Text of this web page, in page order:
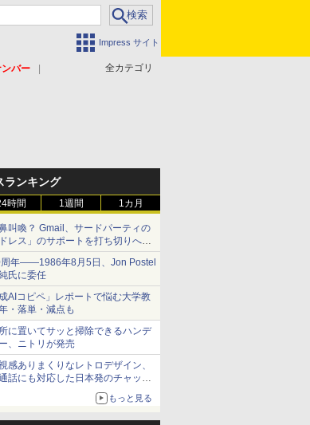
Impress サイト
全カテゴリ
バー
ランキング
時間 1週間 1カ月
叫喚？ Gmail、サードパーティの
レス」のサポートを打ち切りへ
】
周年――1986年8月5日、Jon Postel
氏に委任
AIコピペ」レポートで悩む大学教
・落単・減点も
に置いてサッと掃除できるハンデ
、ニトリが発売
感ありまくりなレトロデザイン、
話にも対応した日本発のチャット
もっと見る